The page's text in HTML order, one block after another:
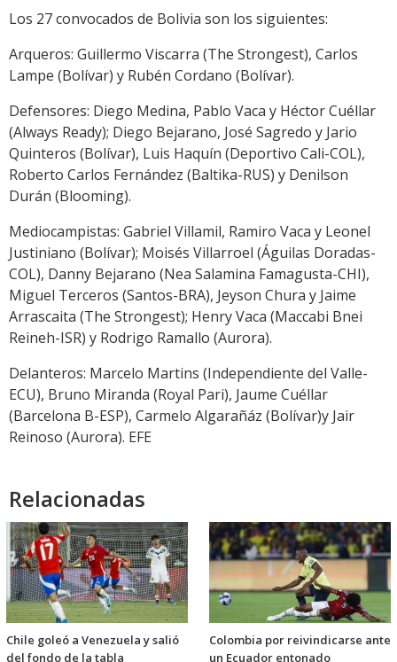
Los 27 convocados de Bolivia son los siguientes:
Arqueros: Guillermo Viscarra (The Strongest), Carlos
Lampe (Bolívar) y Rubén Cordano (Bolívar).
Defensores: Diego Medina, Pablo Vaca y Héctor Cuéllar
(Always Ready); Diego Bejarano, José Sagredo y Jario
Quinteros (Bolívar), Luis Haquín (Deportivo Cali-COL),
Roberto Carlos Fernández (Baltika-RUS) y Denilson
Durán (Blooming).
Mediocampistas: Gabriel Villamil, Ramiro Vaca y Leonel
Justiniano (Bolívar); Moisés Villarroel (Águilas Doradas-
COL), Danny Bejarano (Nea Salamina Famagusta-CHI),
Miguel Terceros (Santos-BRA), Jeyson Chura y Jaime
Arrascaita (The Strongest); Henry Vaca (Maccabi Bnei
Reineh-ISR) y Rodrigo Ramallo (Aurora).
Delanteros: Marcelo Martins (Independiente del Valle-
ECU), Bruno Miranda (Royal Pari), Jaume Cuéllar
(Barcelona B-ESP), Carmelo Algarañáz (Bolívar)y Jair
Reinoso (Aurora). EFE
Relacionadas
Chile goleó a Venezuela y salió
del fondo de la tabla
Colombia por reivindicarse ante
un Ecuador entonado